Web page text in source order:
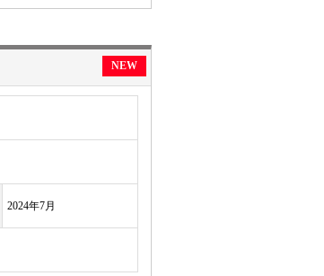
NEW
2024年7月